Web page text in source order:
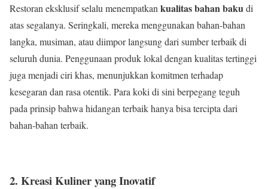
Restoran eksklusif selalu menempatkan kualitas bahan bakudi
atas segalanya. Seringkali, mereka menggunakan bahan-bahan
langka, musiman, atau diimpor langsung dari sumber terbaik di
seluruh dunia. Penggunaan produk lokal dengan kualitas tertinggi
juga menjadi ciri khas, menunjukkan komitmen terhadap
kesegaran dan rasa otentik. Para koki di sini berpegang teguh
pada prinsip bahwa hidangan terbaik hanya bisa tercipta dari
bahan-bahan terbaik.
2. Kreasi Kuliner yang Inovatif